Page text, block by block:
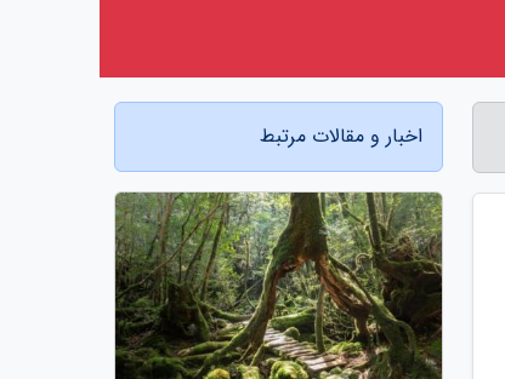
اخبار و مقالات مرتبط